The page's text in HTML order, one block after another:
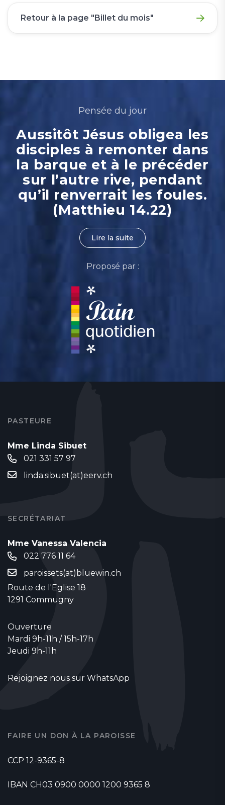
Retour à la page "Billet du mois"
Pensée du jour
Aussitôt Jésus obligea les
disciples à remonter dans
la barque et à le précéder
sur l’autre rive, pendant
qu’il renverrait les foules.
(Matthieu 14.22)
Lire la suite
Proposé par :
PASTEURE
Mme Linda Sibuet
021 331 57 97
linda.sibuet(at)eerv.ch
SECRÉTARIAT
Mme Vanessa Valencia
022 776 11 64
paroissets(at)bluewin.ch
Route de l'Eglise 18
1291 Commugny
Ouverture
Mardi 9h-11h / 15h-17h
Jeudi 9h-11h
Rejoignez nous sur WhatsApp
FAIRE UN DON À LA PAROISSE
CCP 12-9365-8
IBAN CH03 0900 0000 1200 9365 8